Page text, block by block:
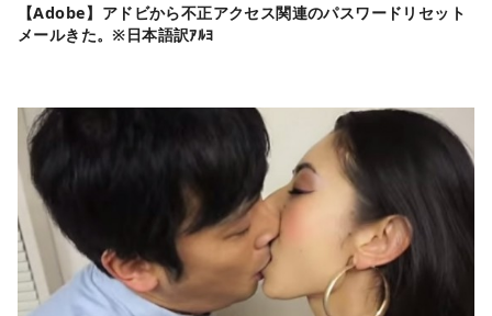
【Adobe】アドビから不正アクセス関連のパスワードリセット
メールきた。※日本語訳ｱﾙﾖ